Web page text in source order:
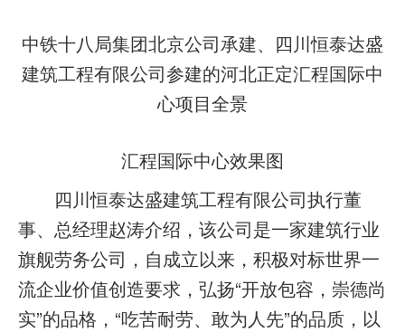
中铁十八局集团北京公司承建、四川恒泰达盛
建筑工程有限公司参建的河北正定汇程国际中
心项目全景
汇程国际中心效果图
四川恒泰达盛建筑工程有限公司执行董
事、总经理赵涛介绍，该公司是一家建筑行业
旗舰劳务公司，自成立以来，积极对标世界一
流企业价值创造要求，弘扬“开放包容，崇德尚
实”的品格，“吃苦耐劳、敢为人先”的品质，以